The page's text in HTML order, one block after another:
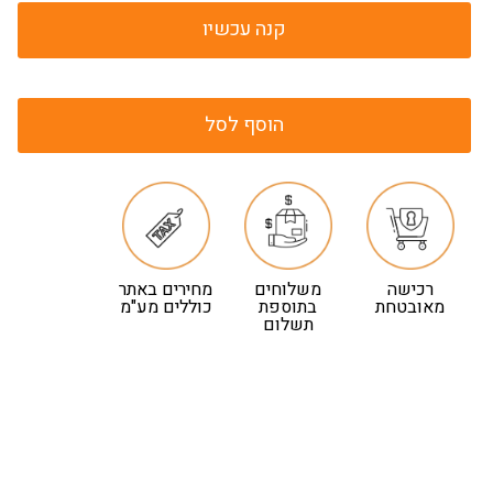
קנה עכשיו
הוסף לסל
רכישה
מאובטחת
משלוחים
בתוספת
תשלום
מחירים באתר
כוללים מע"מ